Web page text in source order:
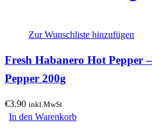
Zur Wunschliste hinzufügen
Fresh Habanero Hot Pepper
Pepper 200g
€3.90 inkl.MwSt
In den Warenkorb